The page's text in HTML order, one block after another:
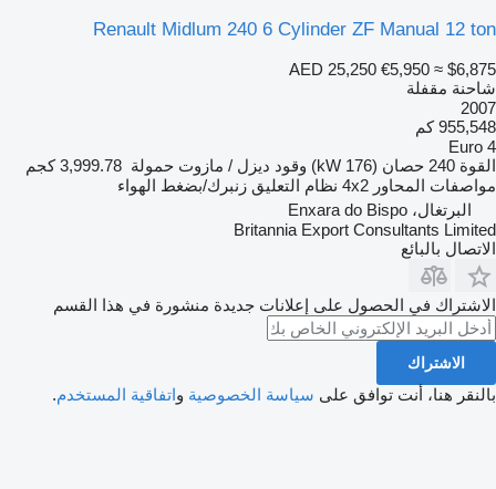
Renault Midlum 240 6 Cylinder ZF Manual 12 ton
AED 25,250 €5,950 ≈ $6,875
شاحنة مقفلة
2007
955,548 كم
Euro 4
القوة 240 حصان (176 kW) وقود ديزل / مازوت حمولة 3,999.78 كجم
مواصفات المحاور 4x2 نظام التعليق زنبرك/بضغط الهواء
البرتغال، Enxara do Bispo
Britannia Export Consultants Limited
الاتصال بالبائع
الاشتراك في الحصول على إعلانات جديدة منشورة في هذا القسم
الاشتراك
بالنقر هنا، أنت توافق على سياسة الخصوصية واتفاقية المستخدم.